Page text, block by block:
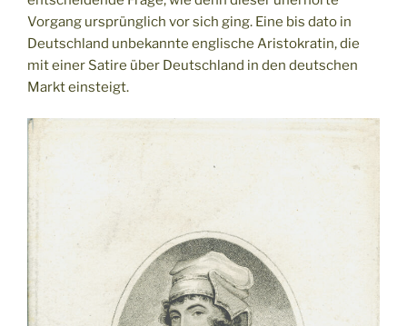
Vorgang ursprünglich vor sich ging. Eine bis dato in
Deutschland unbekannte englische Aristokratin, die
mit einer Satire über Deutschland in den deutschen
Markt einsteigt.